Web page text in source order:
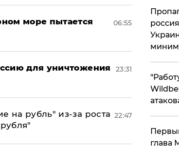
море пытается
06:55
для уничтожения
23:31
на рубль" из-за роста 22:47
глава